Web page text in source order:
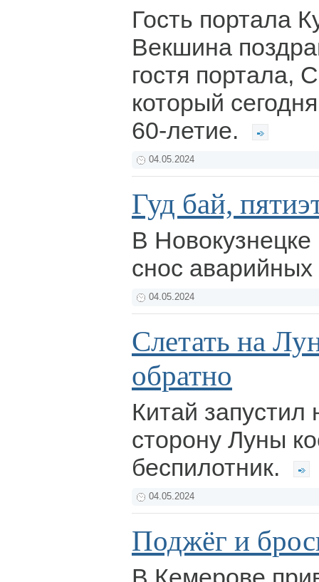
Гость портала
Векшина
гостя портала,
который
60-летие.
04.05.2024
Гуд бай,
В
снос
04.05.2024
Слетать на
обратно
Китай запустил
сторону Луны
беспилотник.
04.05.2024
Поджёг и